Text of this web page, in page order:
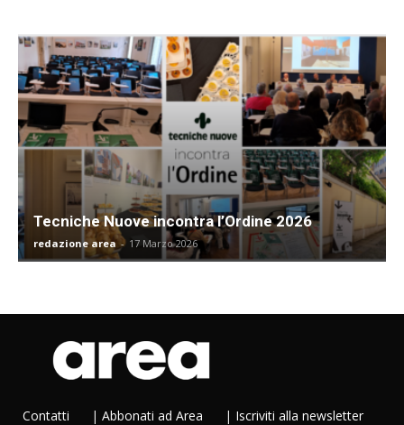
Tecniche Nuove incontra l’Ordine 2026
redazione area - 17 Marzo 2026
Contatti | Abbonati ad Area | Iscriviti alla newsletter